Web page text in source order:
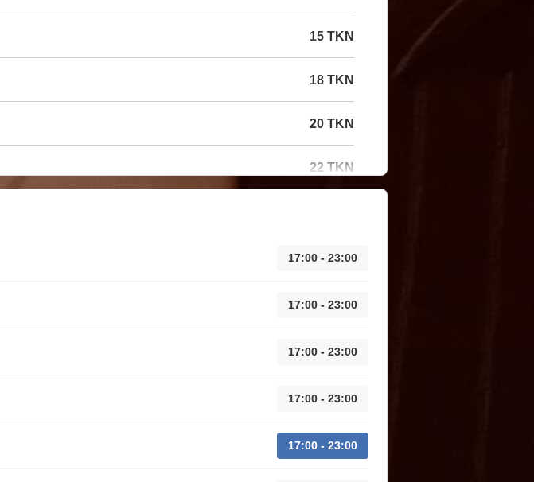
15 TKN
18 TKN
20 TKN
22 TKN
17:00 - 23:00
17:00 - 23:00
17:00 - 23:00
17:00 - 23:00
17:00 - 23:00